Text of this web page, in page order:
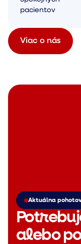
pacientov
Viac o nás
Aktuálna
alebo